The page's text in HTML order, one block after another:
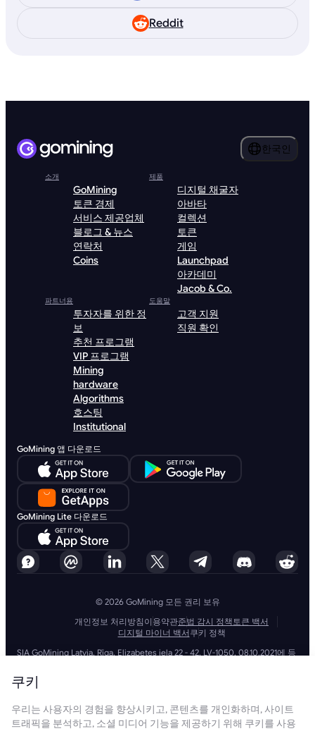
Reddit
한국인
소개
GoMining
토큰 경제
서비스 제공업체
블로그 & 뉴스
연락처
Coins
제품
디지털 채굴자
아바타
컬렉션
토큰
게임
Launchpad
아카데미
Jacob & Co.
파트너용
투자자를 위한 정
보
추천 프로그램
VIP 프로그램
Mining
hardware
Algorithms
호스팅
Institutional
도움말
고객 지원
직원 확인
GoMining 앱 다운로드
GoMining Lite 다운로드
© 2026 GoMining 모든 권리 보유
개인정보 처리방침 이용약관준법 감시 정책토큰 백서
디지털 마이너 백서 쿠키 정책
SIA GoMining Latvia, Rīga, Elizabetes iela 22 - 42, LV-1050, 08.10.2021에 등
GoMining (BVI) Limited, Trinity Chambers, PO Box 4301, Road Town,
Tortola, British Virgin Islands, BVI company number: 2110978
Islands VG 1110
GoMining (British Virgin Islands) Limited, SIA GoMining Latvia 및 BMINE
쿠키
우리는 사용자의 경험을 향상시키고, 콘텐츠를 개인화하며, 사이트
트래픽을 분석하고, 소셜 미디어 기능을 제공하기 위해 쿠키를 사용